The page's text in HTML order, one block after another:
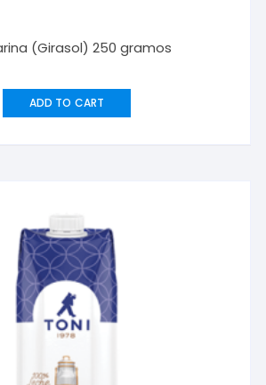
(Girasol) 250 gramos
ADD TO CART